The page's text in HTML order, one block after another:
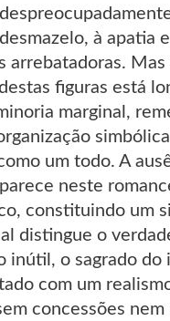
à apatia
arrebatadoras. Mas
figuras está
marginal,
um todo. A
neste
constituindo um
distingue o
inútil, o sagrado do
com um
concessões nem